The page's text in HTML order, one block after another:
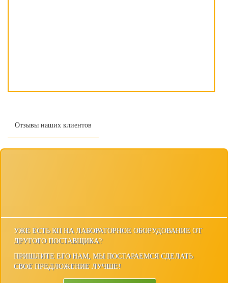
УЖЕ ЕСТЬ КП НА ЛАБОРАТОРНОЕ ОБОРУДОВАНИЕ ОТ
ДРУГОГО ПОСТАВЩИКА?
ПРИШЛИТЕ ЕГО НАМ, МЫ ПОСТАРАЕМСЯ СДЕЛАТЬ
СВОЕ ПРЕДЛОЖЕНИЕ ЛУЧШЕ!
Отзывы наших клиентов